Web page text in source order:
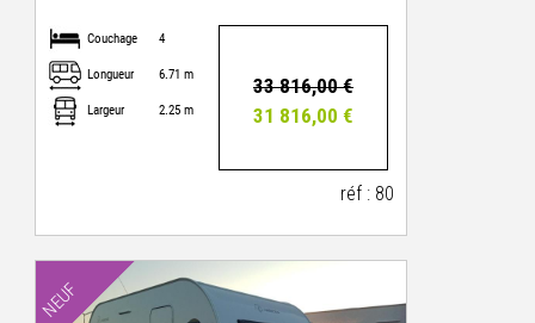
Couchage 4
Longueur 6.71 m
Largeur 2.25 m
33 816,00 €
31 816,00 €
réf : 80
NEUF